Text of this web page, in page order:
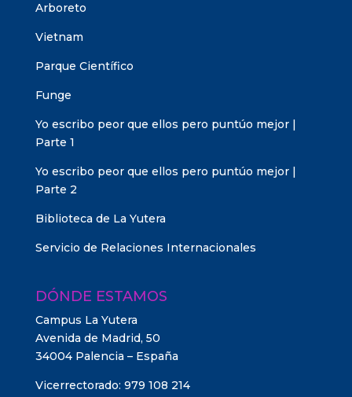
Arboreto
Vietnam
Parque Científico
Funge
Yo escribo peor que ellos pero puntúo mejor |
Parte 1
Yo escribo peor que ellos pero puntúo mejor |
Parte 2
Biblioteca de La Yutera
Servicio de Relaciones Internacionales
DÓNDE ESTAMOS
Campus La Yutera
Avenida de Madrid, 50
34004 Palencia – España
Vicerrectorado: 979 108 214